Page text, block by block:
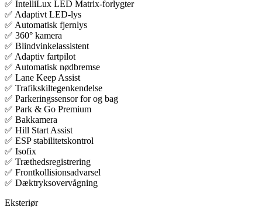
✅ IntelliLux LED Matrix-forlygter
✅ Adaptivt LED-lys
✅ Automatisk fjernlys
✅ 360° kamera
✅ Blindvinkelassistent
✅ Adaptiv fartpilot
✅ Automatisk nødbremse
✅ Lane Keep Assist
✅ Trafikskiltegenkendelse
✅ Parkeringssensor for og bag
✅ Park & Go Premium
✅ Bakkamera
✅ Hill Start Assist
✅ ESP stabilitetskontrol
✅ Isofix
✅ Træthedsregistrering
✅ Frontkollisionsadvarsel
✅ Dæktryksovervågning
Eksteriør